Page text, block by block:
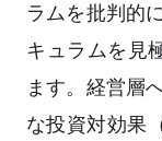
ラムを批判的
キュラムを見
ます。経営層
な投資対効果